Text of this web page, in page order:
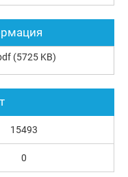
(5725 KB)
15493
0